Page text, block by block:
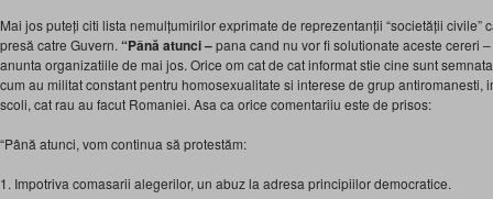
Mai jos puteți citi lista nemulțumirilor exprimate de reprezentanții “societății civile”
presă catre Guvern. “Până atunci –pana cand nu vor fi solutionate aceste cereri –
anunta organizatiile de mai jos. Orice om cat de cat informat stie cine sunt
cum au militat constant pentru homosexualitate si interese de grup antiromanesti,
scoli, cat rau au facut Romaniei. Asa ca orice comentariiu este de prisos:
“Până atunci, vom continua să protestăm:
1. Impotriva comasarii alegerilor, un abuz la adresa principiilor democratice.